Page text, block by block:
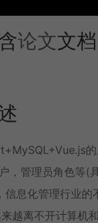
论文文档
，管理员角色等(
信息化管理行业的
越离不开计算机